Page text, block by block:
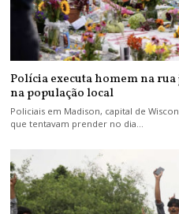
Polícia executa homem na
na população local
Policiais em Madison, capital de
que tentavam prender no dia…